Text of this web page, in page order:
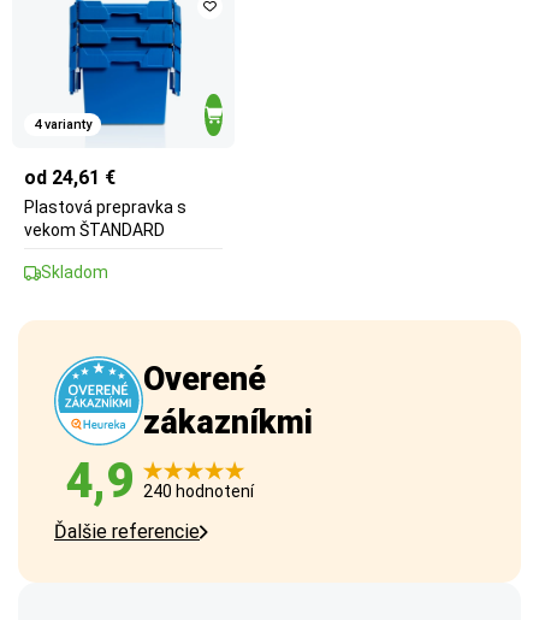
4 varianty
od 24,61 €
Plastová prepravka s
vekom ŠTANDARD
Skladom
Overené
zákazníkmi
4,9 240 hodnotení
Ďalšie referencie